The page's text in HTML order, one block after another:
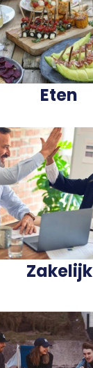
Eten
Zakelijk